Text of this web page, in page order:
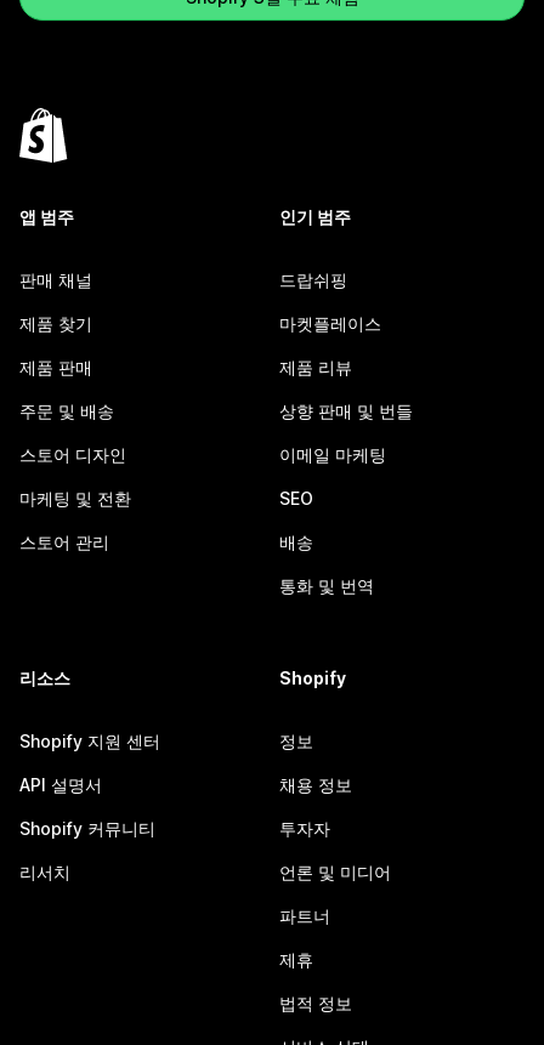
앱 범주
판매 채널
제품 찾기
제품 판매
주문 및 배송
스토어 디자인
마케팅 및 전환
스토어 관리
인기 범주
드랍쉬핑
마켓플레이스
제품 리뷰
상향 판매 및 번들
이메일 마케팅
SEO
배송
통화 및 번역
리소스
Shopify 지원 센터
API 설명서
Shopify 커뮤니티
리서치
Shopify
정보
채용 정보
투자자
언론 및 미디어
파트너
제휴
법적 정보